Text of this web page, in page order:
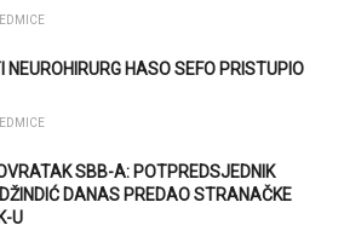
NEUROHIRURG HASO SEFO PRISTUPIO
SBB-A: POTPREDSJEDNIK
DANAS PREDAO STRANAČKE
U